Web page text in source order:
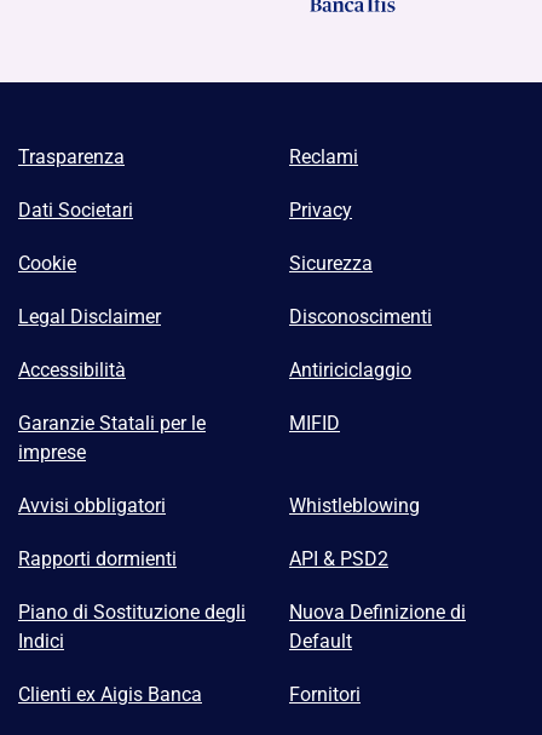
Trasparenza Reclami
Dati Societari Privacy
Cookie Sicurezza
Legal Disclaimer Disconoscimenti
Accessibilità Antiriciclaggio
Garanzie Statali per le
imprese
MIFID
Avvisi obbligatori Whistleblowing
Rapporti dormienti API & PSD2
Piano di Sostituzione degli
Indici
Nuova Definizione di
Default
Clienti ex Aigis Banca Fornitori